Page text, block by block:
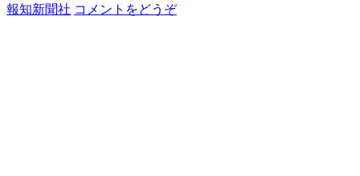
報知新聞社 コメントをどうぞ